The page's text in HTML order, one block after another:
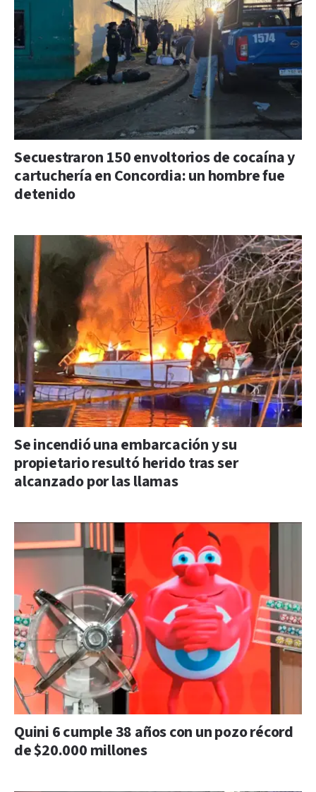
Secuestraron 150 envoltorios de cocaína y
cartuchería en Concordia: un hombre fue
detenido
Se incendió una embarcación y su
propietario resultó herido tras ser
alcanzado por las llamas
Quini 6 cumple 38 años con un pozo récord
de $20.000 millones